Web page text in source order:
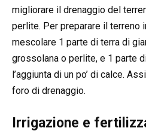
migliorare il drenaggio del
perlite. Per preparare il terreno
mescolare 1 parte di terra di
grossolana o perlite, e 1 parte
l’aggiunta di un po’ di calce.
foro di drenaggio.
Irrigazione e